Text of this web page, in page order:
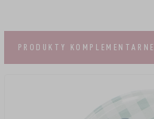
PRODUKTY KOMPLEMENTARNE